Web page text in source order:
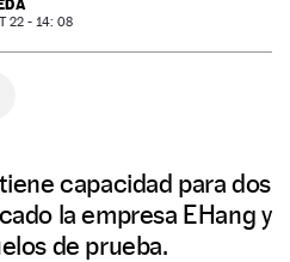
22 - 14: 08
capacidad para dos
la empresa EHang y
de prueba.